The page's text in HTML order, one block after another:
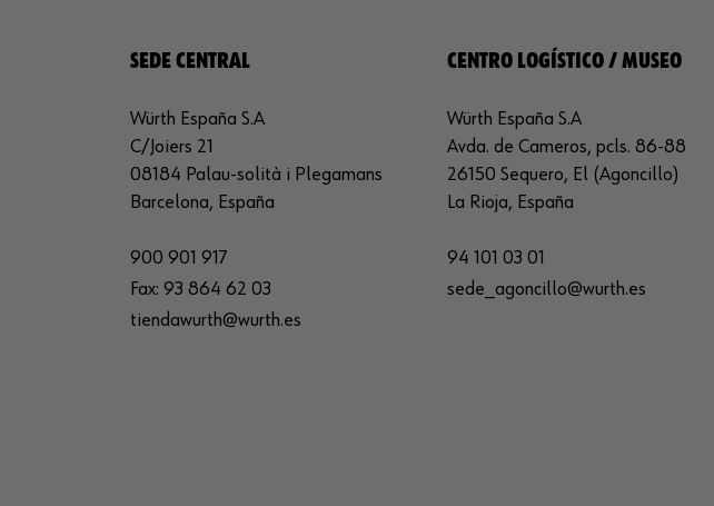
SEDE CENTRAL
Würth España S.A
C/Joiers 21
08184 Palau-solità i Plegamans
Barcelona, España
900 901 917
Fax: 93 864 62 03
tiendawurth@wurth.es
CENTRO LOGÍSTICO / MUSEO
Würth España S.A
Avda. de Cameros, pcls. 86-88
26150 Sequero, El (Agoncillo)
La Rioja, España
94 101 03 01
sede_agoncillo@wurth.es